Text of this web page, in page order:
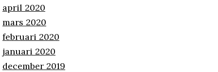
april 2020
mars 2020
februari 2020
januari 2020
december 2019